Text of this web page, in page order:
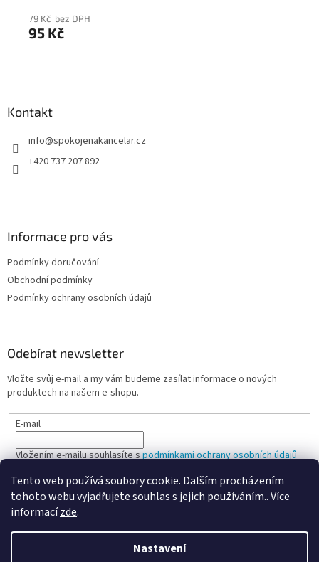
Tento web používá soubory cookie. Dalším procházením
tohoto webu vyjadřujete souhlas s jejich používáním.. Více
informacízde.
Nastavení
79 Kč bez DPH
95 Kč
Kontakt
info@spokojenakancelar.cz
+420 737 207 892
Informace pro vás
Podmínky doručování
Obchodní podmínky
Podmínky ochrany osobních údajů
Odebírat newsletter
Vložte svůj e-mail a my vám budeme zasílat informace o nových
produktech na našem e-shopu.
E-mail
Vložením e-mailu souhlasíte spodmínkami ochrany osobních údajů
PŘIHLÁSIT SE
Vytvořil Shoptet